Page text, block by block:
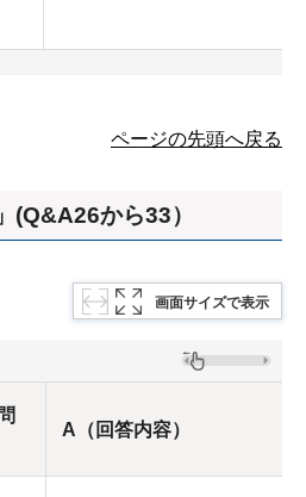
ページの先頭へ戻る
(Q&A26から33）
画面サイズで表示
A（回答内容）